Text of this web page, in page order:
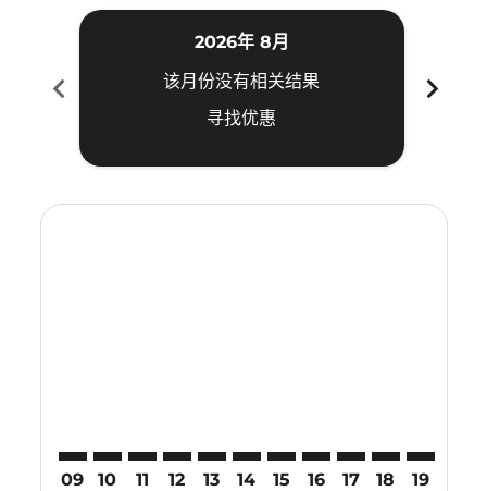
chevron_left
2026年 8月
该月份没有相关结果
寻找优惠
chevron_right
09 10 11 12 13 14 15 16 17 18 19